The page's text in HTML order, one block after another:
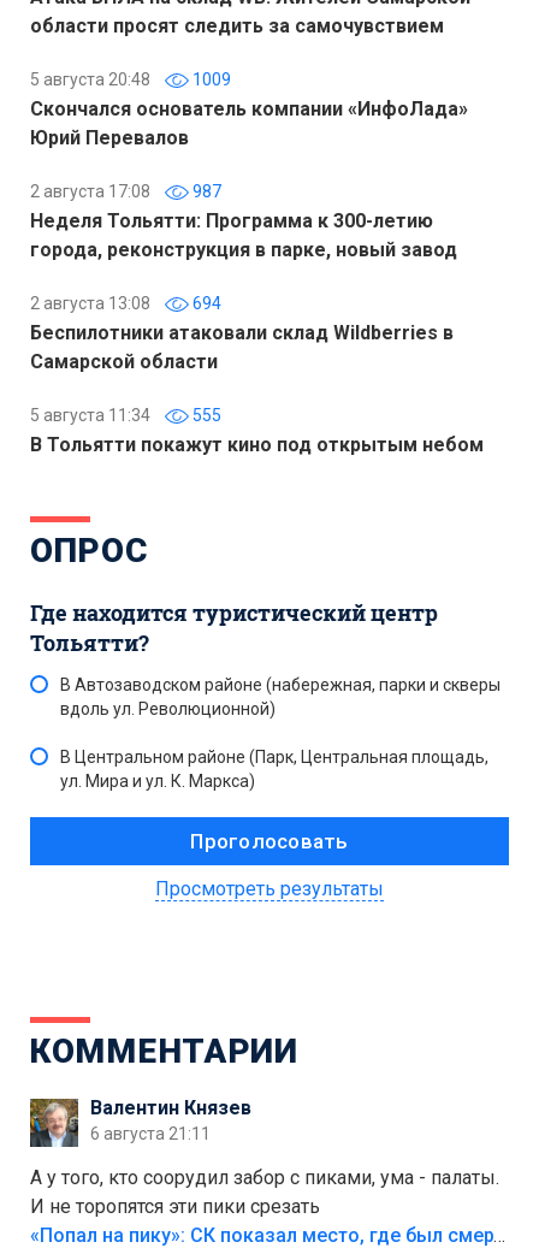
области просят следить за самочувствием
5 августа 20:48 1009
Скончался основатель компании «ИнфоЛада»
Юрий Перевалов
2 августа 17:08 987
Неделя Тольятти: Программа к 300-летию
города, реконструкция в парке, новый завод
2 августа 13:08 694
Беспилотники атаковали склад Wildberries в
Самарской области
5 августа 11:34 555
В Тольятти покажут кино под открытым небом
ОПРОС
Где находится туристический центр
Тольятти?
В Автозаводском районе (набережная, парки и скверы
вдоль ул. Революционной)
В Центральном районе (Парк, Центральная площадь,
ул. Мира и ул. К. Маркса)
Просмотреть результаты
КОММЕНТАРИИ
Валентин Князев
6 августа 21:11
А у того, кто соорудил забор с пиками, ума - палаты.
И не торопятся эти пики срезать
«Попал на пику»: СК показал место, где был смертельно травмирован ребенок в Тольятти